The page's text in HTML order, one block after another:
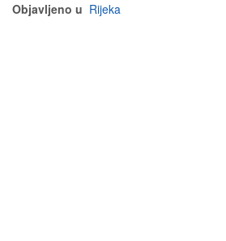
Objavljeno u Rijeka